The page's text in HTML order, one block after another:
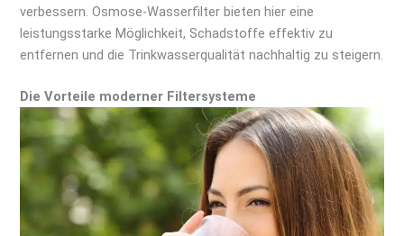
verbessern. Osmose-Wasserfilter bieten hier eine
leistungsstarke Möglichkeit, Schadstoffe effektiv zu
entfernen und die Trinkwasserqualität nachhaltig zu steigern.
Die Vorteile moderner Filtersysteme